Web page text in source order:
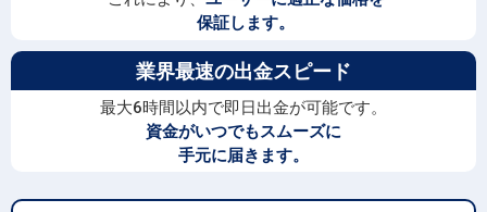
保証します。
業界最速の出金スピード
最大6時間以内で即日出金が可能です。
資金がいつでもスムーズに
手元に届きます。